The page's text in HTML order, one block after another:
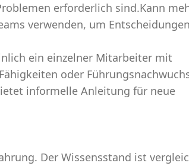
erforderlich sind.Kann
verwenden, um
ein einzelner Mitarbeiter mit
oder
informelle Anleitung für neue
Der Wissensstand ist